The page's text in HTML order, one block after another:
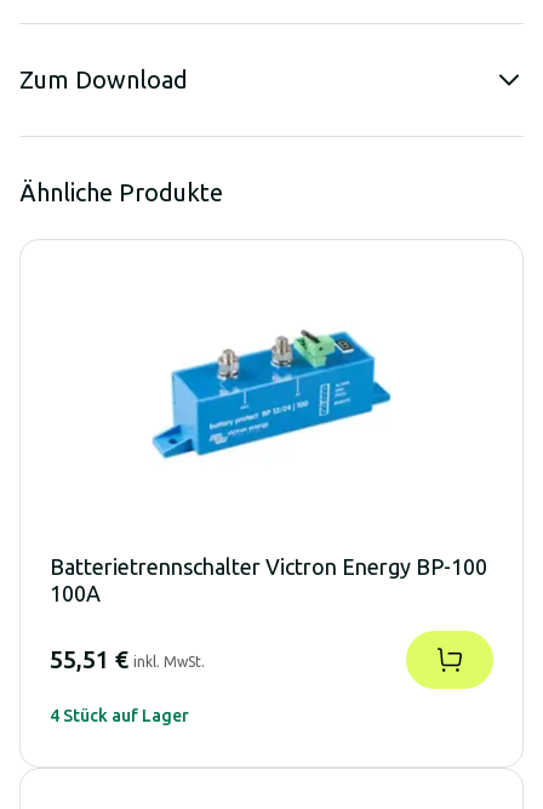
Zum Download
Ähnliche Produkte
Batterietrennschalter Victron Energy BP-100
100A
55,51 € inkl. MwSt.
4 Stück auf Lager